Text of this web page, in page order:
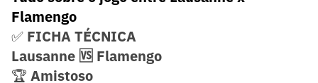
Flamengo
✅ FICHA TÉCNICA
Lausanne 🆚 Flamengo
🏆 Amistoso